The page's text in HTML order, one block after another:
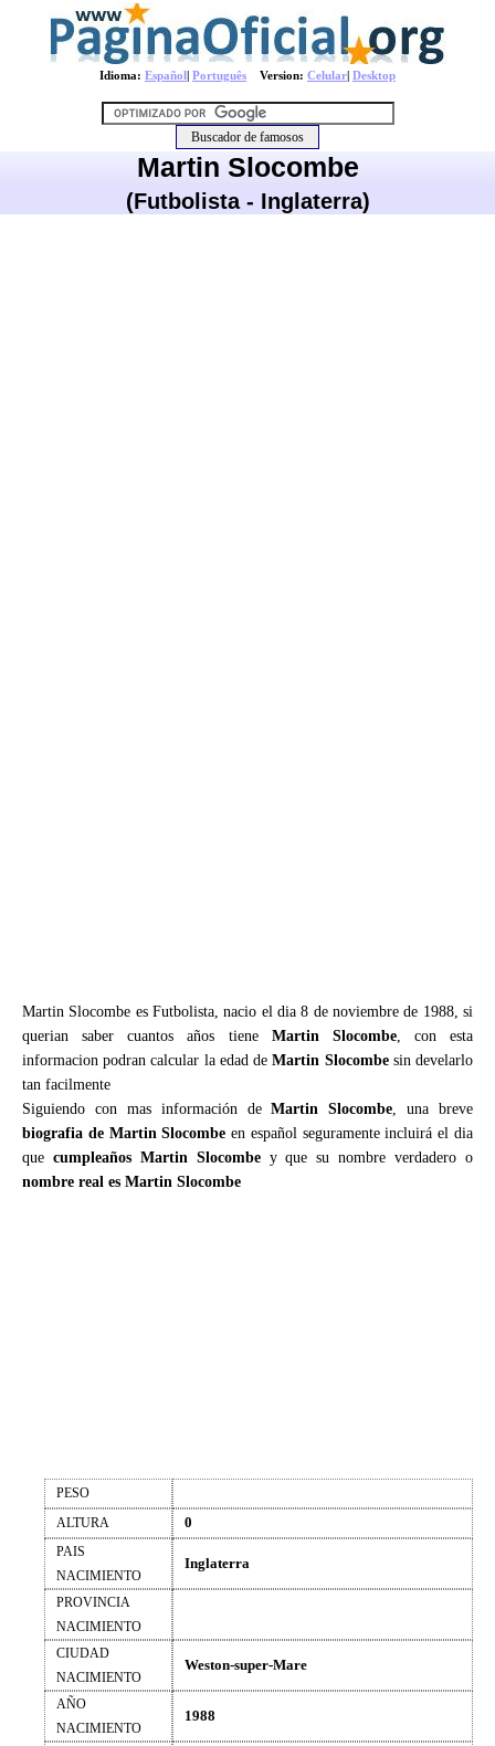
Idioma: Español| Português Version: Celular| Desktop
Martin Slocombe
(Futbolista - Inglaterra)
Martin Slocombe es Futbolista, nacio el dia 8 de noviembre de 1988, si
querian saber cuantos años tiene Martin Slocombe, con esta
informacion podran calcular la edad deMartin Slocombesin develarlo
tan facilmente
Siguiendo con mas información deMartin Slocombe, una breve
biografia de Martin Slocombe en español seguramente incluirá el dia
que cumpleaños Martin Slocombey que su nombre verdadero o
nombre real es Martin Slocombe
PESO
ALTURA
0
PAIS
NACIMIENTO
Inglaterra
PROVINCIA
NACIMIENTO
CIUDAD
NACIMIENTO
Weston-super-Mare
AÑO
NACIMIENTO
1988